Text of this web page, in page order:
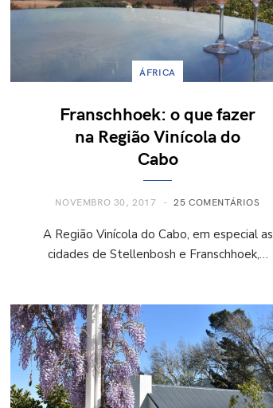
ÁFRICA
Franschhoek: o que fazer
na Região Vinícola do
Cabo
NOVEMBRO 30, 2017 25 COMENTÁRIOS
A Região Vinícola do Cabo, em especial as
cidades de Stellenbosh e Franschhoek,…